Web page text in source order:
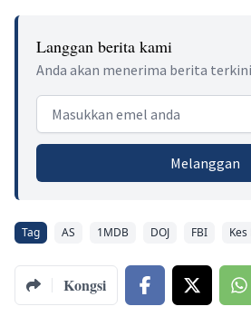
Langgan berita kami
Anda akan menerima berita
Email address
Melanggan
Tag AS 1MDB DOJ FBI Kes
Kongsi